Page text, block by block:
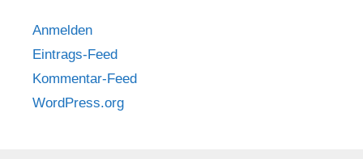
Anmelden
Eintrags-Feed
Kommentar-Feed
WordPress.org